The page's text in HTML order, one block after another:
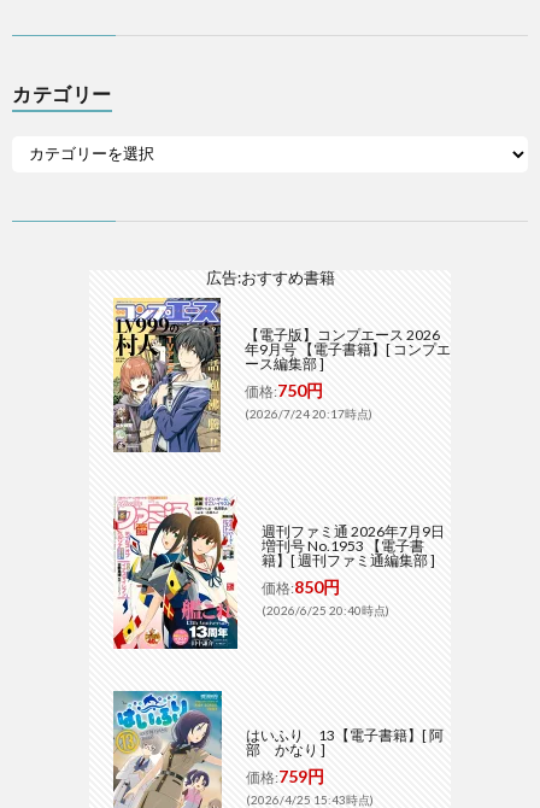
カテゴリー
広告:おすすめ書籍
【電子版】コンプエース 2026
年9月号 【電子書籍】[ コンプエ
ース編集部 ]
価格:750円
(2026/7/24 20:17時点)
週刊ファミ通 2026年7月9日
増刊号 No.1953 【電子書
籍】[ 週刊ファミ通編集部 ]
価格:850円
(2026/6/25 20:40時点)
はいふり 13【電子書籍】[ 阿
部 かなり ]
価格:759円
(2026/4/25 15:43時点)